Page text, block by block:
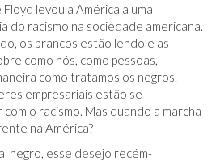
levou a América a uma
do racismo na sociedade americana.
os brancos estão lendo e as
como nós, como pessoas,
como tratamos os negros.
empresariais estão se
o racismo. Mas quando a marcha
na América?
negro, esse desejo recém-